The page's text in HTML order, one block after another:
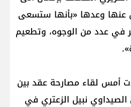
وعدها «بأنها ستسعى
في عدد من الوجوه، وتطعيم
أمس لقاء مصارحة عقد بين
الصيداوي نبيل الزعتري في